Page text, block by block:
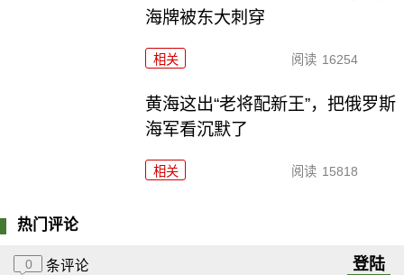
海牌被东大刺穿
相关 阅读 16254
黄海这出“老将配新王”，把俄罗斯
海军看沉默了
相关 阅读 15818
热门评论
0 条评论 登陆